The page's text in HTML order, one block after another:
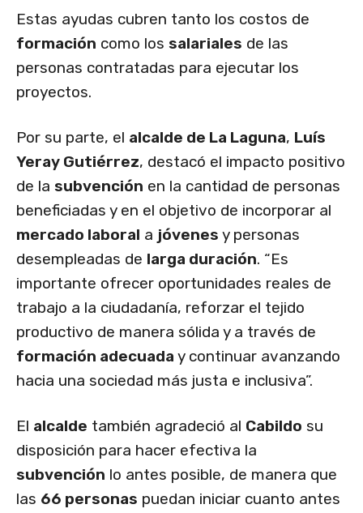
Estas ayudas cubren tanto los costos de
formación como los salariales de las
personas contratadas para ejecutar los
proyectos.
Por su parte, el alcalde de La Laguna, Luís
Yeray Gutiérrez, destacó el impacto positivo
de la subvención en la cantidad de personas
beneficiadas y en el objetivo de incorporar al
mercado laboral a jóvenes y personas
desempleadas de larga duración. “Es
importante ofrecer oportunidades reales de
trabajo a la ciudadanía, reforzar el tejido
productivo de manera sólida y a través de
formación adecuada y continuar avanzando
hacia una sociedad más justa e inclusiva”.
El alcalde también agradeció al Cabildo su
disposición para hacer efectiva la
subvención lo antes posible, de manera que
las 66 personas puedan iniciar cuanto antes